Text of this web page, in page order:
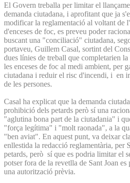
El Govern treballa per limitar el
demanda ciutadana, i aprofitant que ja
modificar la reglamentació al voltant de
d'enceses de foc, es preveu poder
buscant una "conciliació" ciutadana,
portaveu, Guillem Casal, sortint del
dues línies de treball que completarien
les enceses de foc al medi ambient, per
ciutadana i reduir el risc d'incendi, i en
de les persones.
Casal ha explicat que la demanda
prohibició dels petards però sí una
"aglutina bona part de la ciutadania" i
"força legítima" i "molt raonada", a la
"ben aviat". En aquest punt, va deixar
enllestida la redacció reglamentària, per
petards, però sí que es podria limitar el
potser fora de la revetlla de Sant Joan
una autorització prèvia.